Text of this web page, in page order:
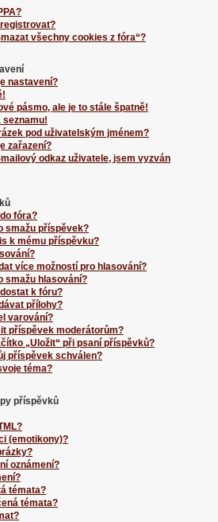
všechny cookies z fóra“?
nastavení?
pásmo, ale je to stále špatně!
seznamu!
pod uživatelským jménem?
zařazení?
odkaz uživatele, jsem vyzván
fóra?
smažu příspěvek?
k mému příspěvku?
více možností pro hlasování?
smažu hlasování?
k fóru?
přílohy?
varování?
příspěvek moderátorům?
„Uložit“ při psaní příspěvků?
příspěvek schválen?
téma?
příspěvků
(emotikony)?
oznámení?
témata?
témata?